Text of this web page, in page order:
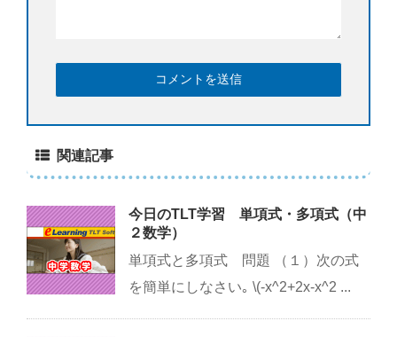
関連記事
今日のTLT学習 単項式・多項式（中
２数学）
単項式と多項式 問題 （１）次の式
を簡単にしなさい｡ \(-x^2+2x-x^2 ...